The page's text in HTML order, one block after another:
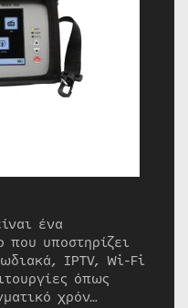
ένα
που υποστηρίζει
IPTV, Wi-Fi
όπως
χρόν…